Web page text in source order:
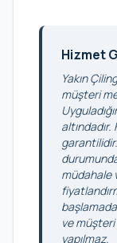
Hizmet
Yakın
müşteri
müdahale
ve müşteri
yapılmaz.